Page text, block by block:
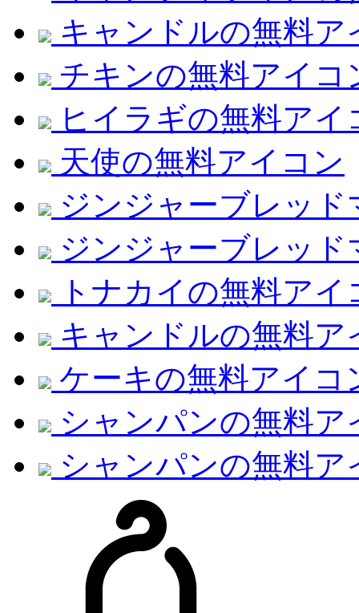
キャンドルの無料ア
チキンの無料アイコ
ヒイラギの無料アイ
天使の無料アイコン
ジンジャーブレッ
ジンジャーブレッ
トナカイの無料アイ
キャンドルの無料ア
ケーキの無料アイコ
シャンパンの無料ア
シャンパンの無料ア